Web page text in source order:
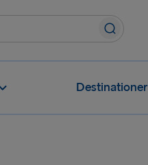
Destinationer